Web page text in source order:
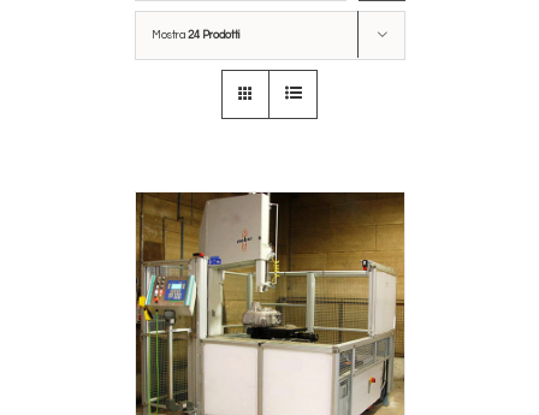
Mostra 24 Prodotti